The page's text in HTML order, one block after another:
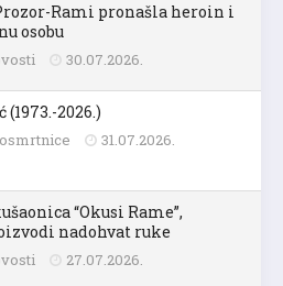
Rami pronašla heroin i
osobu
30.07.2026.
2026.)
31.07.2026.
“Okusi Rame”,
nadohvat ruke
27.07.2026.